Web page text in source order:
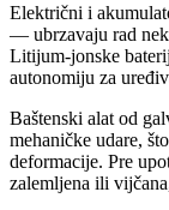
Električni i
— ubrzavaju rad
Litijum-jonske
autonomiju za
Baštenski alat od
mehaničke udare,
deformacije. Pre
zalemljena ili